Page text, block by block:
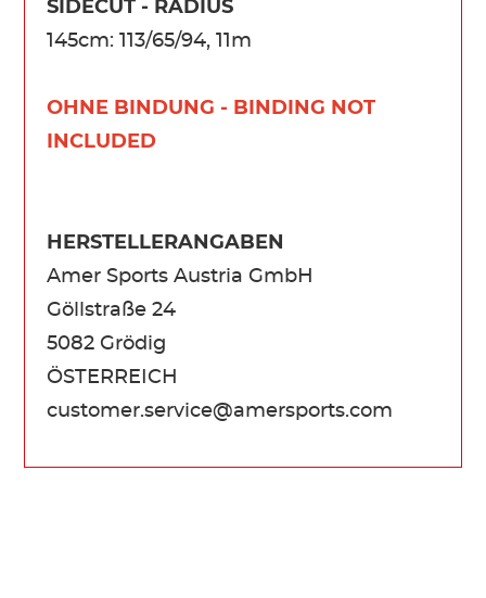
SIDECUT - RADIUS
145cm: 113/65/94, 11m
OHNE BINDUNG - BINDING NOT
INCLUDED
HERSTELLERANGABEN
Amer Sports Austria GmbH
Göllstraße 24
5082 Grödig
ÖSTERREICH
customer.service@amersports.com